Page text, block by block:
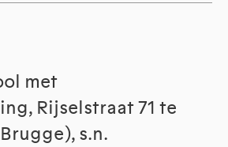
met
Rijselstraat 71 te
s.n.